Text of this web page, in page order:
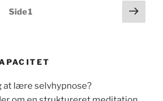
Side1
side
at lære selvhypnose?